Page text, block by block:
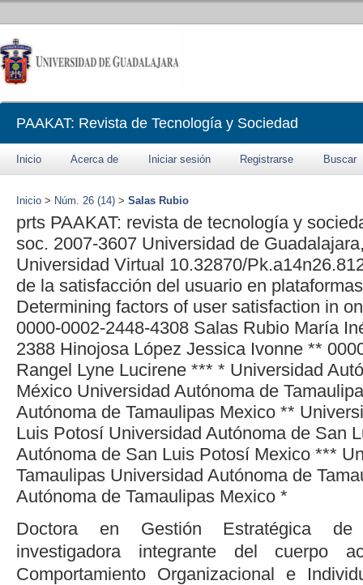
PAAKAT: Revista de Tecnología y Sociedad
Inicio Acerca de Iniciar sesión Registrarse Buscar
Inicio > Núm. 26 (14) > Salas Rubio
prts PAAKAT: revista de tecnología y
soc. 2007-3607 Universidad de
Universidad Virtual 10.32870/
de la satisfacción del usuario en
Determining factors of user satisfaction in
0000-0002-2448-4308 Salas Rubio María
2388 Hinojosa López Jessica Ivonne **
Rangel Lyne Lucirene *** * Universidad
México Universidad Autónoma de
Autónoma de Tamaulipas Mexico **
Luis Potosí Universidad Autónoma de San
Autónoma de San Luis Potosí Mexico ***
Tamaulipas Universidad Autónoma de
Autónoma de Tamaulipas Mexico *
Doctora en Gestión Estratégica de
investigadora integrante del cuerpo
Comportamiento Organizacional e